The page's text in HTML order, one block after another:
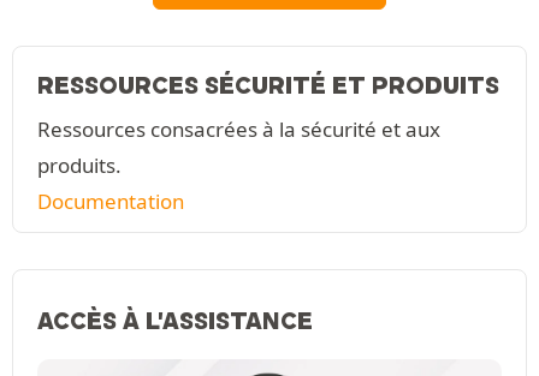
RESSOURCES SÉCURITÉ ET PRODUITS
Ressources consacrées à la sécurité et aux
produits.
Documentation
ACCÈS À L'ASSISTANCE